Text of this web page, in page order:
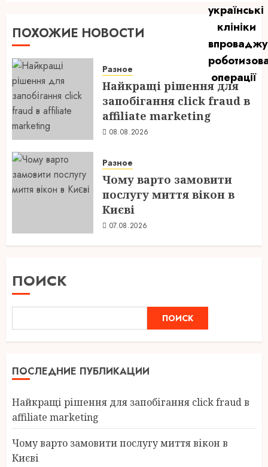
ПОХОЖИЕ НОВОСТИ
Разное
Найкращі рішення для
запобігання click fraud в
affiliate marketing
08.08.2026
Разное
Чому варто замовити
послугу миття вікон в
Києві
07.08.2026
ПОИСК
ПОИСК
ПОСЛЕДНИЕ ПУБЛИКАЦИИ
Найкращі рішення для запобігання click fraud в
affiliate marketing
Чому варто замовити послугу миття вікон в
Києві